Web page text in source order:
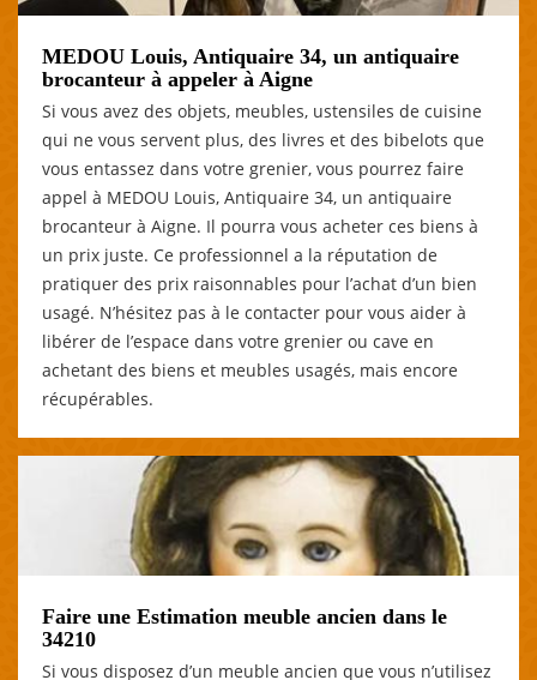
MEDOU Louis, Antiquaire 34, un antiquaire
brocanteur à appeler à Aigne
Si vous avez des objets, meubles, ustensiles de cuisine
qui ne vous servent plus, des livres et des bibelots que
vous entassez dans votre grenier, vous pourrez faire
appel à MEDOU Louis, Antiquaire 34, un antiquaire
brocanteur à Aigne. Il pourra vous acheter ces biens à
un prix juste. Ce professionnel a la réputation de
pratiquer des prix raisonnables pour l’achat d’un bien
usagé. N’hésitez pas à le contacter pour vous aider à
libérer de l’espace dans votre grenier ou cave en
achetant des biens et meubles usagés, mais encore
récupérables.
Faire une Estimation meuble ancien dans le
34210
Si vous disposez d’un meuble ancien que vous n’utilisez